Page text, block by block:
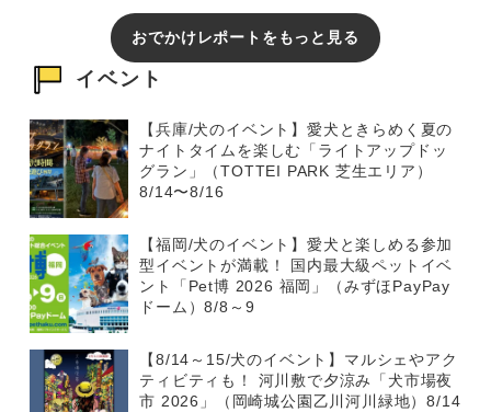
おでかけレポートをもっと見る
イベント
【兵庫/犬のイベント】愛犬ときらめく夏の
ナイトタイムを楽しむ「ライトアップドッ
グラン」（TOTTEI PARK 芝生エリア）
8/14〜8/16
【福岡/犬のイベント】愛犬と楽しめる参加
型イベントが満載！ 国内最大級ペットイベ
ント「Pet博 2026 福岡」（みずほPayPay
ドーム）8/8～9
【8/14～15/犬のイベント】マルシェやアク
ティビティも！ 河川敷で夕涼み「犬市場夜
市 2026」（岡崎城公園乙川河川緑地）8/14